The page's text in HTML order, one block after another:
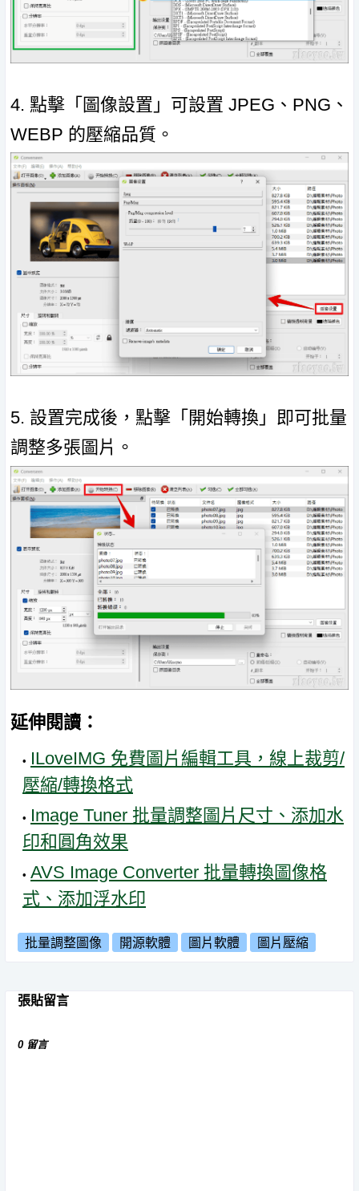
4. 點擊「圖像設置」可設置 JPEG、PNG、
WEBP 的壓縮品質。
5. 設置完成後，點擊「開始轉換」即可批量
調整多張圖片。
延伸閱讀：
ILoveIMG 免費圖片編輯工具，線上裁剪/
壓縮/轉換格式
Image Tuner 批量調整圖片尺寸、添加水
印和圓角效果
AVS Image Converter 批量轉換圖像格
式、添加浮水印
批量調整圖像 開源軟體 圖片軟體 圖片壓縮
張貼留言
0 留言